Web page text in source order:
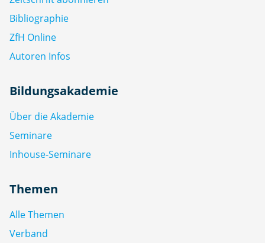
Bibliographie
ZfH Online
Autoren Infos
Bildungsakademie
Über die Akademie
Seminare
Inhouse-Seminare
Themen
Alle Themen
Verband